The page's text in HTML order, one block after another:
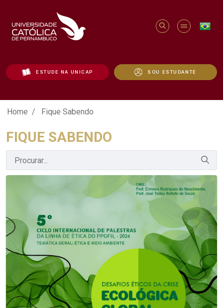
ESTUDE NA UNICAP SOU ESTUDANTE
Fique Sabendo - Unicap
Home Fique Sabendo
FIQUE SABENDO